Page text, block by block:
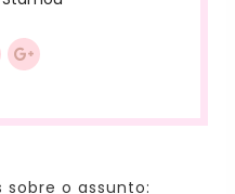
sobre o assunto: